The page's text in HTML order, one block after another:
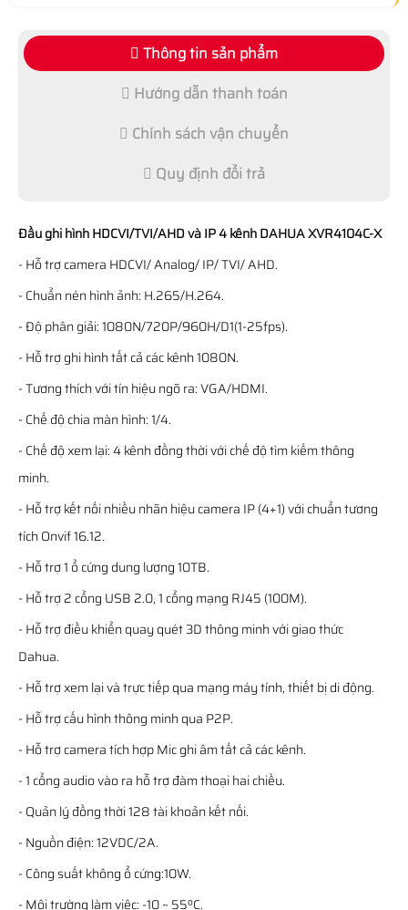
Thông tin sản phẩm
Hướng dẫn thanh toán
Chính sách vận chuyển
Quy định đổi trả
Đầu ghi hình HDCVI/TVI/AHD và IP 4 kênh DAHUA XVR4104C-X
- Hỗ trợ camera HDCVI/ Analog/ IP/ TVI/ AHD.
- Chuẩn nén hình ảnh: H.265/H.264.
- Độ phân giải: 1080N/720P/960H/D1(1-25fps).
- Hỗ trợ ghi hình tất cả các kênh 1080N.
- Tương thích với tín hiệu ngõ ra: VGA/HDMI.
- Chế độ chia màn hình: 1/4.
- Chế độ xem lại: 4 kênh đồng thời với chế độ tìm kiếm thông
minh.
- Hỗ trợ kết nối nhiều nhãn hiệu camera IP (4+1) với chuẩn tương
tích Onvif 16.12.
- Hỗ trợ 1 ổ cứng dung lượng 10TB.
- Hỗ trợ 2 cổng USB 2.0, 1 cổng mạng RJ45 (100M).
- Hỗ trợ điều khiển quay quét 3D thông minh với giao thức
Dahua.
- Hỗ trợ xem lại và trực tiếp qua mạng máy tính, thiết bị di động.
- Hỗ trợ cấu hình thông minh qua P2P.
- Hỗ trợ camera tích hợp Mic ghi âm tất cả các kênh.
- 1 cổng audio vào ra hỗ trợ đàm thoại hai chiều.
- Quản lý đồng thời 128 tài khoản kết nối.
- Nguồn điện: 12VDC/2A.
- Công suất không ổ cứng:10W.
- Môi trường làm việc: -10 ~ 55ºC.